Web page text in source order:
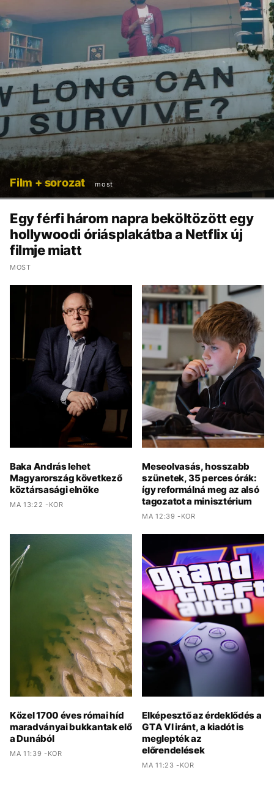
Film + sorozat most
Egy férfi három napra beköltözött egy
hollywoodi óriásplakátba a Netflix új
filmje miatt
MOST
Baka András lehet
Magyarország következő
köztársasági elnöke
MA 13:22 -KOR
Meseolvasás, hosszabb
szünetek, 35 perces órák:
így reformálná meg az alsó
tagozatot a minisztérium
MA 12:39 -KOR
Közel 1700 éves római híd
maradványai bukkantak elő
a Dunából
MA 11:39 -KOR
Elképesztő az érdeklődés a
GTA VI iránt, a kiadót is
meglepték az
előrendelések
MA 11:23 -KOR